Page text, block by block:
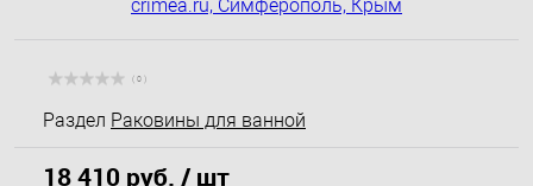
( 0 )
Раздел Раковины для ванной
18 410 руб. / шт